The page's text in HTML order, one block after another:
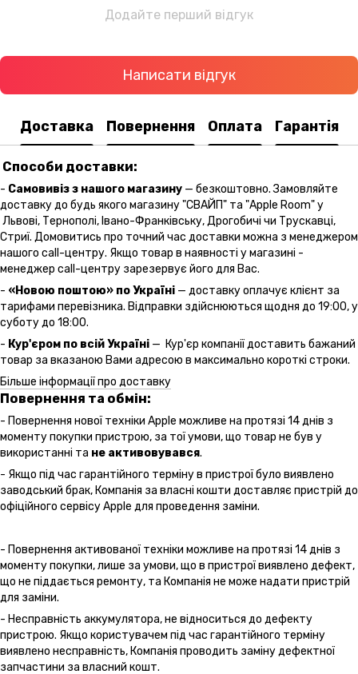
Додайте перший відгук
Написати відгук
Доставка Повернення Оплата Гарантія
Способи доставки:
- Самовивіз з нашого магазину — безкоштовно. Замовляйте
доставку до будь якого магазину "СВАЙП" та "Apple Room" у
Львові, Тернополі, Івано-Франківську, Дрогобичі чи Трускавці,
Стриї. Домовитись про точний час доставки можна з менеджером
нашого call-центру. Якщо товар в наявності у магазині -
менеджер call-центру зарезервує його для Вас.
- «Новою поштою» по Україні — доставку оплачує клієнт за
тарифами перевізника. Відправки здійснюються щодня до 19:00, у
суботу до 18:00.
- Кур'єром по всій Україні — Кур'єр компанії доставить бажаний
товар за вказаною Вами адресою в максимально короткі строки.
Більше інформації про доставку
Повернення та обмін:
- Повернення нової техніки Apple можливе на протязі 14 днів з
моменту покупки пристрою, за тої умови, що товар не був у
використанні та не активовувався.
- Якщо під час гарантійного терміну в пристрої було виявлено
заводський брак, Компанія за власні кошти доставляє пристрій до
офіційного сервісу Apple для проведення заміни.
- Повернення активованої техніки можливе на протязі 14 днів з
моменту покупки, лише за умови, що в пристрої виявлено дефект,
що не піддається ремонту, та Компанія не може надати пристрій
для заміни.
- Несправність аккумулятора, не відноситься до дефекту
пристрою. Якщо користувачем під час гарантійного терміну
виявлено несправність, Компанія проводить заміну дефектної
запчастини за власний кошт.